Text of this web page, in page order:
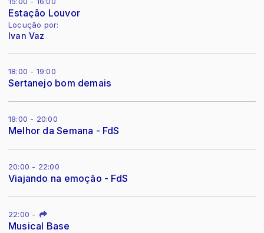
Estação Louvor
Locução por:
Ivan Vaz
18:00 - 19:00
Sertanejo bom demais
18:00 - 20:00
Melhor da Semana - FdS
20:00 - 22:00
Viajando na emoção - FdS
22:00 -
Musical Base